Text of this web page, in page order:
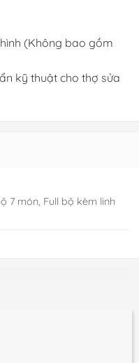
(Không bao gồm
kỹ thuật cho thợ sửa
7 món, Full bộ kèm linh